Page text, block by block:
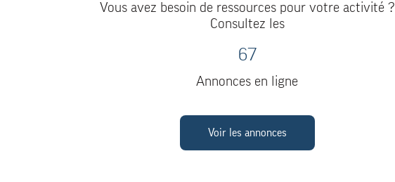
Vous avez besoin de ressources pour votre activité ?
Consultez les
67
Annonces en ligne
Voir les annonces